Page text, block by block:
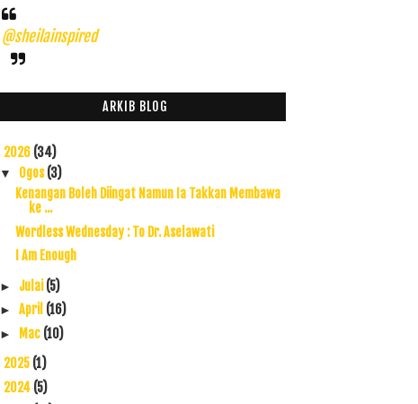
@sheilainspired
ARKIB BLOG
2026 (34)
▼ Ogos(3)
Kenangan Boleh Diingat Namun Ia Takkan Membawa
ke ...
Wordless Wednesday : To Dr. Aselawati
I Am Enough
► Julai(5)
► April (16)
► Mac (10)
2025 (1)
2024 (5)